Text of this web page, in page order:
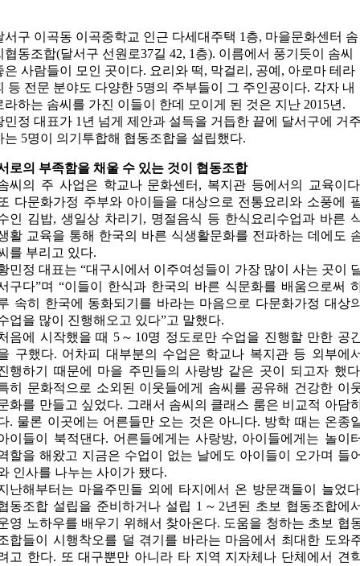
서구 이곡동 이곡중학교 인근 다세대주택 1층, 마을문화센터 솜
협동조합(달서구 선원로37길 42, 1층). 이름에서 풍기듯이 솜씨
은 사람들이 모인 곳이다. 요리와 떡, 막걸리, 공예, 아로마 테라
등 전문 분야도 다양한 5명의 주부들이 그 주인공이다. 각자 내
라하는 솜씨를 가진 이들이 한데 모이게 된 것은 지난 2015년.
민정 대표가 1년 넘게 제안과 설득을 거듭한 끝에 달서구에 거
는 5명이 의기투합해 협동조합을 설립했다.
로의 부족함을 채울 수 있는 것이 협동조합
씨의 주 사업은 학교나 문화센터, 복지관 등에서의 교육이
다문화가정 주부와 아이들을 대상으로 전통요리와 소풍에
인 김밥, 생일상 차리기, 명절음식 등 한식요리수업과 바른
활 교육을 통해 한국의 바른 식생활문화를 전파하는 데에도
를 부리고 있다.
민정 대표는 “대구시에서 이주여성들이 가장 많이 사는 곳이
구다”며 “이들이 한식과 한국의 바른 식문화를 배움으로써
속히 한국에 동화되기를 바라는 마음으로 다문화가정 대상
업을 많이 진행해오고 있다”고 말했다.
음에 시작했을 때 5～10명 정도로만 수업을 진행할 만한 공
구했다. 어차피 대부분의 수업은 학교나 복지관 등 외부에
행하기 때문에 마을 주민들의 사랑방 같은 곳이 되고자 했
히 문화적으로 소외된 이웃들에게 솜씨를 공유해 건강한 이
화를 만들고 싶었다. 그래서 솜씨의 클래스 룸은 비교적 아담
. 물론 이곳에는 어른들만 오는 것은 아니다. 방학 때는 온종
이들이 북적댄다. 어른들에게는 사랑방, 아이들에게는 놀이
할을 해왔고 지금은 수업이 없는 날에도 아이들이 오가며 들
인사를 나누는 사이가 됐다.
난해부터는 마을주민들 외에 타지에서 온 방문객들이 늘었
동조합 설립을 준비하거나 설립 1～2년된 초보 협동조합에
영 노하우를 배우기 위해서 찾아온다. 도움을 청하는 초보 협
합들이 시행착오를 덜 겪기를 바라는 마음에서 최대한 도와
고 한다. 또 대구뿐만 아니라 타 지역 지자체나 단체에서 견